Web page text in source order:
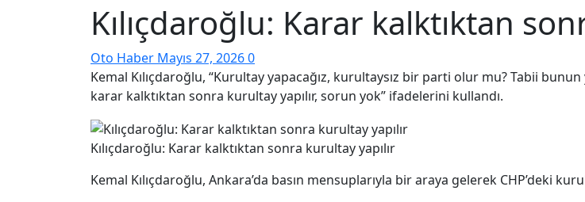
Kılıçdaroğlu: Karar kalktıktan
Oto Haber Mayıs 27, 20260
Kemal Kılıçdaroğlu, “Kurultay yapacağız, kurultaysız bir parti olur mu? Tabii
karar kalktıktan sonra kurultay yapılır, sorun yok” ifadelerini kullandı.
Kılıçdaroğlu: Karar kalktıktan sonra kurultay yapılır
Kemal Kılıçdaroğlu, Ankara’da basın mensuplarıyla bir araya gelerek CHP’deki